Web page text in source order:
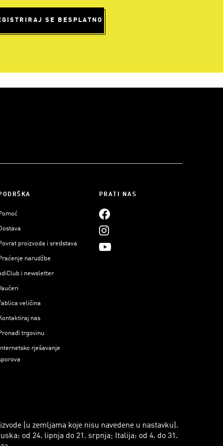
SE BESPLATNO
proizvoda i sredstava
narudžbe
i newsletter
veličina
nas
trgovinu
Internetsko rješavanje
PRATI NAS
(u zemljama koje nisu navedene u nastavku).
od 24. lipnja do 21. srpnja; Italija: od 4. do 31.